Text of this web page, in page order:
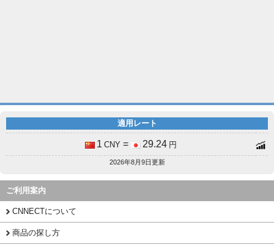
適用レート
1 CNY = 29.24 円
2026年8月9日更新
ご利用案内
CNNECTについて
商品の探し方